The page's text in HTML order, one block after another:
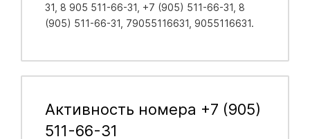
31, 8 905 511-66-31, +7 (905) 511-66-31, 8
(905) 511-66-31, 79055116631, 9055116631.
Активность номера +7 (905)
511-66-31